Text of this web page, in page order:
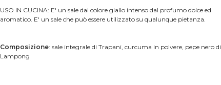
USO IN CUCINA: E' un sale dal colore giallo intenso dal profumo dolce ed
aromatico. E' un sale che può essere utilizzato su qualunque pietanza.
Composizione: sale integrale di Trapani, curcuma in polvere, pepe nero di
Lampong